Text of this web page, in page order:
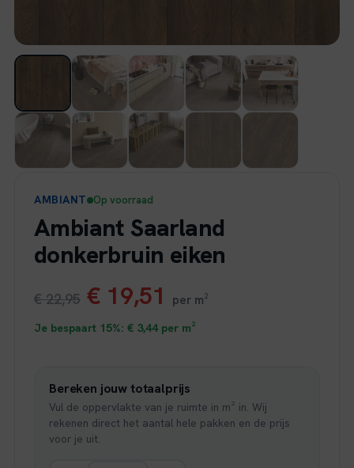
AMBIANT Op voorraad
Ambiant Saarland
donkerbruin eiken
€22,95 Oorspronkelijke
prijs
€ 22,95.
€ 19,51 Huidige
prijs
€ 19,51.
per m²
Je bespaart 15%: € 3,44per m²
Bereken jouw totaalprijs
Vul de oppervlakte van je ruimte in m² in. Wij
rekenen direct het aantal hele pakken en de prijs
voor je uit.